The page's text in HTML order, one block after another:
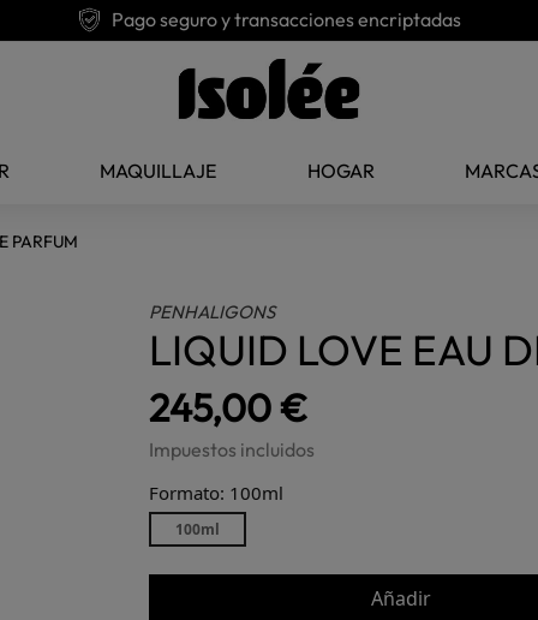
Pago seguro y transacciones encriptadas
MAQUILLAJE HOGAR
PARFUM
PENHALIGONS
LIQUID LOVE EAU
245,00 €
Impuestos incluidos
Formato: 100ml
100ml
Añadir